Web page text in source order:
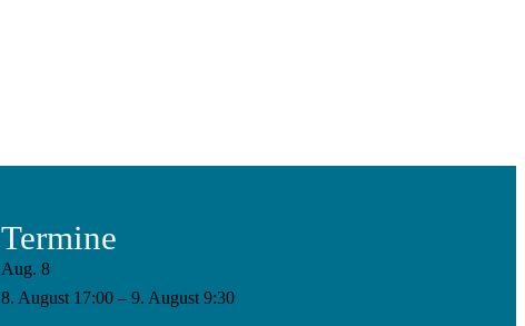
Termine
Aug.8
8. August 17:00 –9. August 9:30